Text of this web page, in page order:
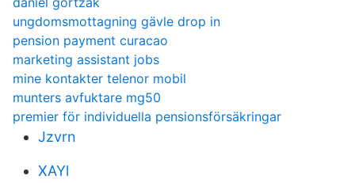
ungdomsmottagning gävle drop in
pension payment curacao
marketing assistant jobs
mine kontakter telenor mobil
munters avfuktare mg50
premier för individuella pensionsförsäkringar
Jzvrn
XAYl